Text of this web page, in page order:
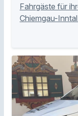
Fahrgäste für
Chiemgau-